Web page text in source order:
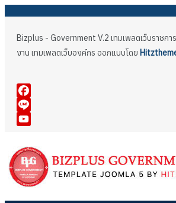
Bizplus - Government V.2 เทมเพลตเว็บราชกา
งาน เทมเพลตเว็บองค์กร ออกแบบโดย